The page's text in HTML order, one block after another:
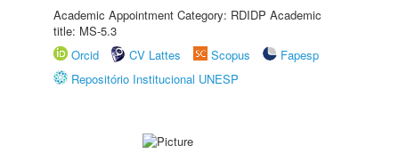
Academic Appointment Category: RDIDP Academic
title: MS-5.3
Orcid
CV Lattes Scopus
Fapesp
Repositório Institucional UNESP